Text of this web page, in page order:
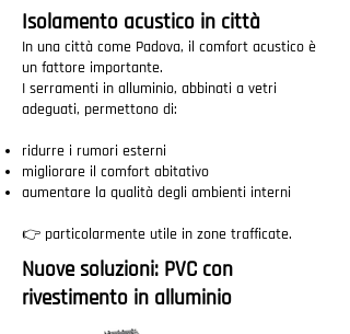
Isolamento acustico in città
In una città come Padova, il comfort acustico è
un fattore importante.
I serramenti in alluminio, abbinati a vetri
adeguati, permettono di:
ridurre i rumori esterni
migliorare il comfort abitativo
aumentare la qualità degli ambienti interni
👉 particolarmente utile in zone trafficate.
Nuove soluzioni: PVC con
rivestimento in alluminio